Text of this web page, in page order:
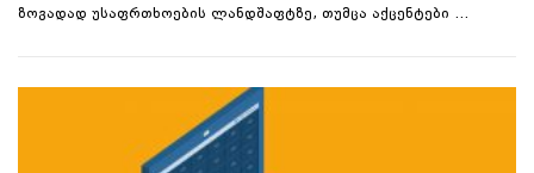
ზოგადად უსაფრთხოების ლანდშაფტზე, თუმცა აქცენტები …